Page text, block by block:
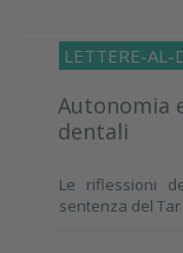
LETTERE-AL-
Autonomia
dentali
Le riflessioni
sentenza del